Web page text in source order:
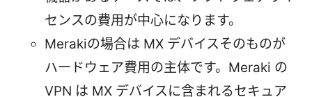
センスの費用が中心になります。
Merakiの場合は MX デバイスそのものが
ハードウェア費用の主体です。Meraki の
VPN は MX デバイスに含まれるセキュア